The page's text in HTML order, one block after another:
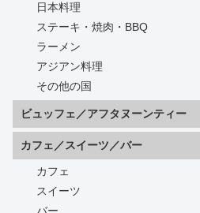
日本料理
ステーキ・焼肉・BBQ
ラーメン
アジアン料理
その他の国
ビュッフェ／アフタヌーンティー
カフェ／スイーツ／バー
カフェ
スイーツ